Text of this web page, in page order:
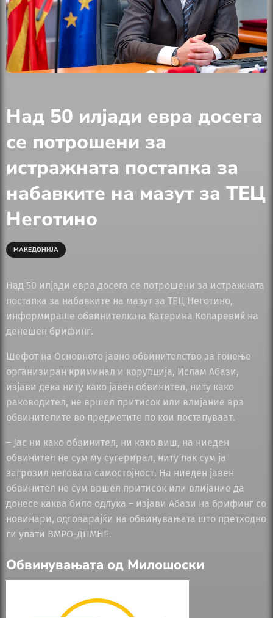
Над 50 илјади евра досега
се потрошени за
истражната постапка за
набавките на мазут за ТЕЦ
Неготино
МАКЕДОНИЈА
Над 50 илјади евра досега се потрошени за истражната
постапка за набавките на мазут за ТЕЦ Неготино,
информираше обвинителката Катерина Коларевиќ на
денешен брифинг.
Шефот на Основното јавно обвинителство за гонење
организиран криминал и корупција, Ислам Абази,
изјави дека ниту како јавен обвинител, ниту како
раководител, не вршел притисок или влијание врз
обвинителите во предметите по кои постапуваат.
– Јас ни како обвинител, ни како виш, на ниеден
обвинител не сум му сугерирал, ниту пак сум ја
загрозил неговата самостојност. На ниеден јавен
обвинител не сум вршел притисок или влијание да
донесе каква било одлука – изјави Абази на брифинг со
новинари, одговарајќи на обвинувањата што претходно
ги упати ВМРО-ДПМНЕ.
Обвинувањата од Милошоски